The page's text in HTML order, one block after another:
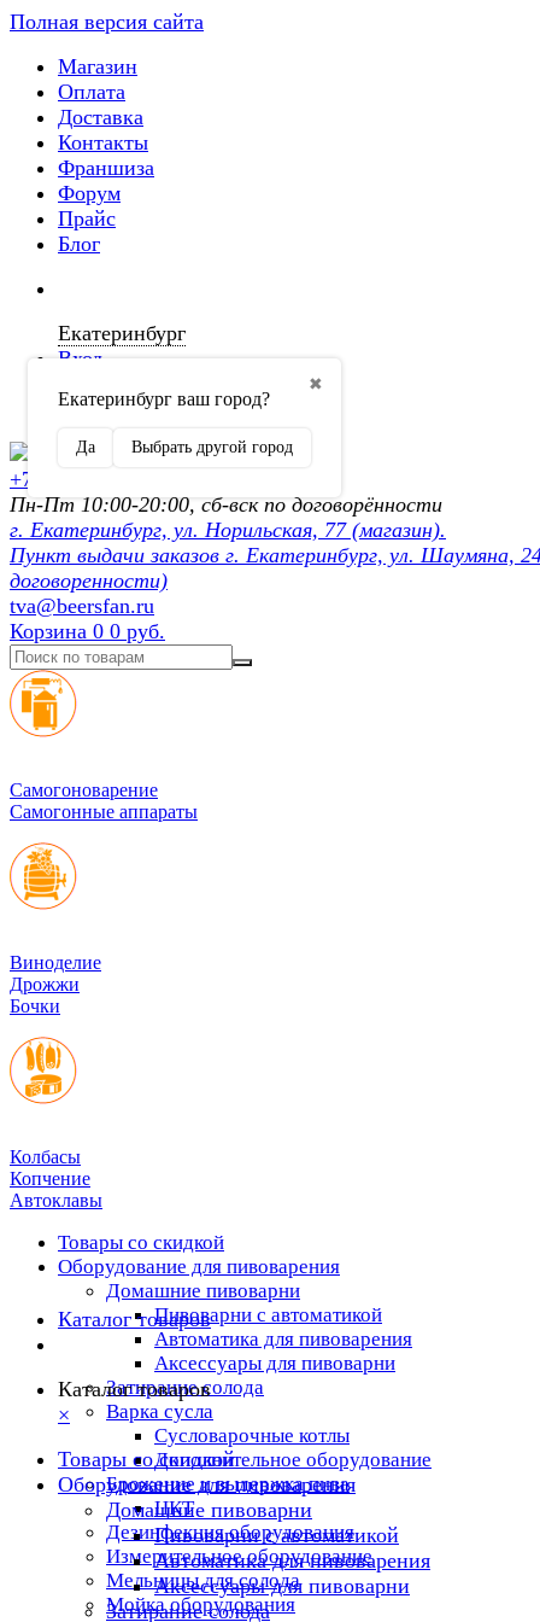
Полная версия сайта
Магазин
Оплата
Доставка
Контакты
Франшиза
Форум
Прайс
Блог
Екатеринбург
✖
Екатеринбург ваш город?
Да Выбрать другой город
Вход
Регистрация
+7 (902) 872-54-70
Пн-Пт 10:00-20:00, сб-вск по договорённости
г. Екатеринбург, ул. Норильская, 77 (магазин).
Пункт выдачи заказов г. Екатеринбург, ул. Шаумяна,
договоренности)
tva@beersfan.ru
Корзина 0 0 руб.
Cамогоноварение
Самогонные аппараты
Виноделие
Дрожжи
Бочки
Колбасы
Копчение
Автоклавы
Товары со скидкой
Оборудование для пивоварения
Домашние пивоварни
Пивоварни с автоматикой
Автоматика для пивоварения
Аксессуары для пивоварни
Затирание солода
Варка сусла
Cусловарочные котлы
Дополнительное оборудование
Брожение и выдержка пива
ЦКТ
Дезинфекция оборудования
Измерительное оборудование
Мельницы для солода
Мойка оборудования
Каталог товаров
Каталог товаров
×
Товары со скидкой
Оборудование для пивоварения
Домашние пивоварни
Пивоварни с автоматикой
Автоматика для пивоварения
Аксессуары для пивоварни
Затирание солода